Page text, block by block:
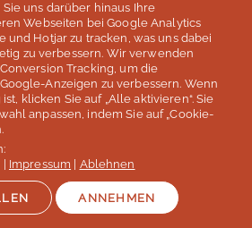
(freistellungsfähig gem.
Anhalt(30x60min)
Holstein(30x60min)
(30x45min)
uns darüber hinaus Ihre
Webseiten bei Google Analytics
und Hotjar zu tracken, was uns dabei
zu verbessern. Wir verwenden
Tracking, um die
Anzeigen zu verbessern. Wenn
klicken Sie auf „Alle aktivieren“. Sie
anpassen, indem Sie auf „Cookie-
Impressum Ablehnen
ANNEHMEN